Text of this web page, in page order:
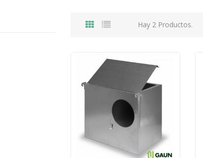
Hay 2 Productos.